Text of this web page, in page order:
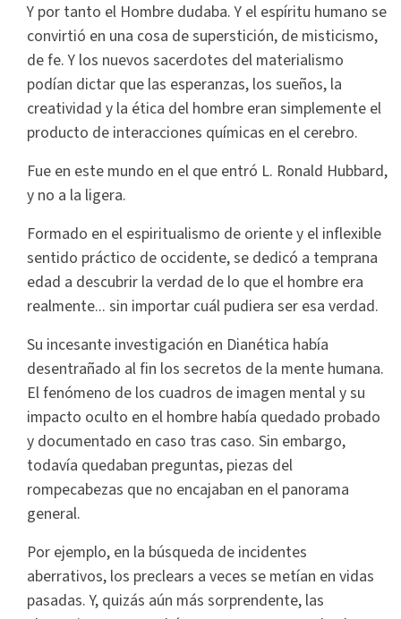
Y por tanto el Hombre dudaba. Y el espíritu humano se
convirtió en una cosa de superstición, de misticismo,
de fe. Y los nuevos sacerdotes del materialismo
podían dictar que las esperanzas, los sueños, la
creatividad y la ética del hombre eran simplemente el
producto de interacciones químicas en el cerebro.
Fue en este mundo en el que entró L. Ronald Hubbard,
y no a la ligera.
Formado en el espiritualismo de oriente y el inflexible
sentido práctico de occidente, se dedicó a temprana
edad a descubrir la verdad de lo que el hombre era
realmente... sin importar cuál pudiera ser esa verdad.
Su incesante investigación en Dianética había
desentrañado al fin los secretos de la mente humana.
El fenómeno de los cuadros de imagen mental y su
impacto oculto en el hombre había quedado probado
y documentado en caso tras caso. Sin embargo,
todavía quedaban preguntas, piezas del
rompecabezas que no encajaban en el panorama
general.
Por ejemplo, en la búsqueda de incidentes
aberrativos, los preclears a veces se metían en vidas
pasadas. Y, quizás aún más sorprendente, las